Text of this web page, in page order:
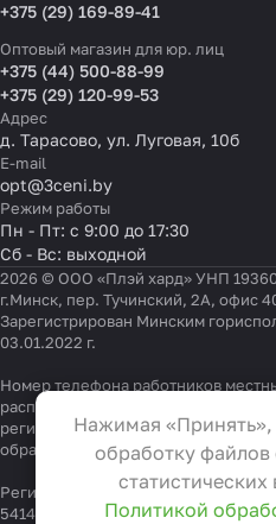
+375 (29) 169-89-41
Оптовый магазин для юр. лиц
+375 (44) 500-88-99
+375 (29) 120-99-53
Адрес
д. Тарасово, ул. Луговая, 10б
E-mail
opt@3ceni.by
Режим работы
Пн - Пт: с 9:00 до 17:30
Сб - Вс: выходной
2026 © ООО «Плэй хард» УНП
г.Минск, пер. Тучинский, 2А, офис
Зарегистрирован Минским
03.01.2022 г.
Номер телефона работников
распорядительных органов по
регистрации ООО «Плэй хард»,
обращения покупателей: +375 17
Регистрационный номер в
541404 от 19.09.2022
Функциональные
Эти файлы
функционирования
могут быть
Нажимая «Принять»,
обработку
статистических
Политикой